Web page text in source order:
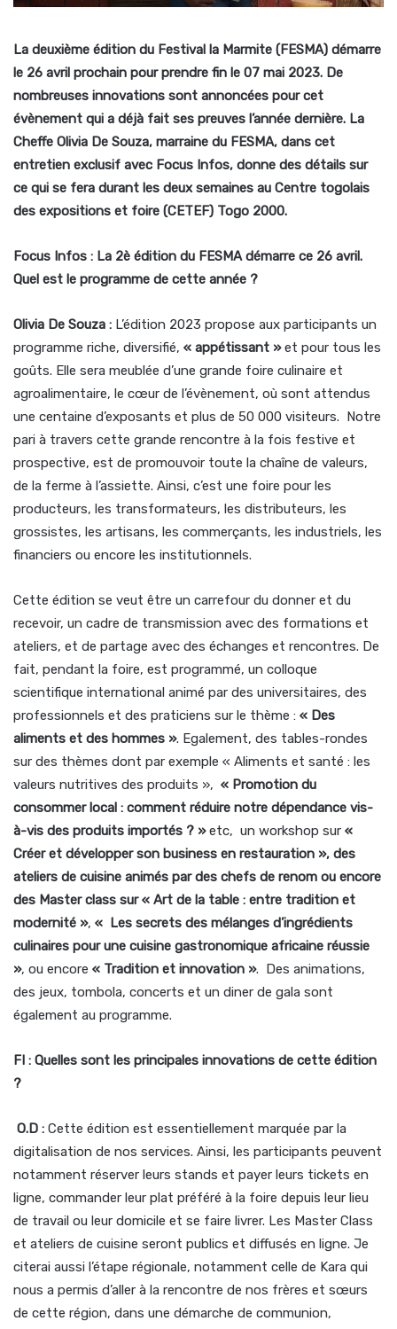
La deuxième édition du Festival la Marmite (FESMA) démarre
le 26 avril prochain pour prendre fin le 07 mai 2023. De
nombreuses innovations sont annoncées pour cet
évènement qui a déjà fait ses preuves l’année dernière. La
Cheffe Olivia De Souza, marraine du FESMA, dans cet
entretien exclusif avec Focus Infos, donne des détails sur
ce qui se fera durant les deux semaines au Centre togolais
des expositions et foire (CETEF) Togo 2000.
Focus Infos : La 2è édition du FESMA démarre ce 26 avril.
Quel est le programme de cette année ?
Olivia De Souza : L’édition 2023 propose aux participants un
programme riche, diversifié, « appétissant »et pour tous les
goûts. Elle sera meublée d’une grande foire culinaire et
agroalimentaire, le cœur de l’évènement, où sont attendus
une centaine d’exposants et plus de 50 000 visiteurs. Notre
pari à travers cette grande rencontre à la fois festive et
prospective, est de promouvoir toute la chaîne de valeurs,
de la ferme à l’assiette. Ainsi, c’est une foire pour les
producteurs, les transformateurs, les distributeurs, les
grossistes, les artisans, les commerçants, les industriels, les
financiers ou encore les institutionnels.
Cette édition se veut être un carrefour du donner et du
recevoir, un cadre de transmission avec des formations et
ateliers, et de partage avec des échanges et rencontres. De
fait, pendant la foire, est programmé, un colloque
scientifique international animé par des universitaires, des
professionnels et des praticiens sur le thème : « Des
aliments et des hommes ». Egalement, des tables-rondes
sur des thèmes dont par exemple « Aliments et santé : les
valeurs nutritives des produits », « Promotion du
consommer local : comment réduire notre dépendance vis-
à-vis des produits importés ? »etc, un workshop sur «
Créer et développer son business en restauration », des
ateliers de cuisine animés par des chefs de renom ou encore
des Master class sur « Art de la table : entre tradition et
modernité », « Les secrets des mélanges d’ingrédients
culinaires pour une cuisine gastronomique africaine réussie
», ou encore « Tradition et innovation ». Des animations,
des jeux, tombola, concerts et un diner de gala sont
également au programme.
FI : Quelles sont les principales innovations de cette édition
?
O.D : Cette édition est essentiellement marquée par la
digitalisation de nos services. Ainsi, les participants peuvent
notamment réserver leurs stands et payer leurs tickets en
ligne, commander leur plat préféré à la foire depuis leur lieu
de travail ou leur domicile et se faire livrer. Les Master Class
et ateliers de cuisine seront publics et diffusés en ligne. Je
citerai aussi l’étape régionale, notamment celle de Kara qui
nous a permis d’aller à la rencontre de nos frères et sœurs
de cette région, dans une démarche de communion,